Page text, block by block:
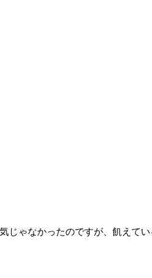
じゃなかったのですが、飢え